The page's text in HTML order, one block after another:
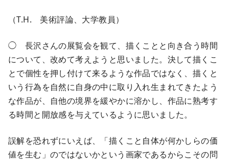
（T.H. 美術評論、大学教員）
◯ 長沢さんの展覧会を観て、描くことと向き合う時間
について、改めて考えようと思いました。決して描くこ
とで個性を押し付けて来るような作品ではなく、描くと
いう行為を自然に自身の中に取り入れ生まれてきたよう
な作品が、自他の境界を緩やかに溶かし、作品に熟考す
る時間と開放感を与えているように思いました。
誤解を恐れずにいえば、「描くこと自体が何かしらの価
値を生む」のではないかという画家であるからこその問